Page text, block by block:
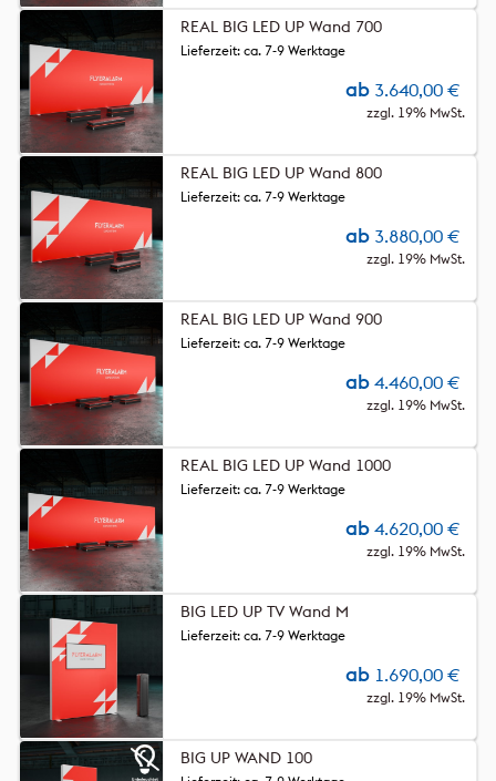
REAL BIG LED UP Wand 700
ab 3.640,00 €
zzgl. 19% MwSt.
Lieferzeit: ca. 7-9 Werktage
REAL BIG LED UP Wand 800
ab 3.880,00 €
zzgl. 19% MwSt.
Lieferzeit: ca. 7-9 Werktage
REAL BIG LED UP Wand 900
ab 4.460,00 €
zzgl. 19% MwSt.
Lieferzeit: ca. 7-9 Werktage
REAL BIG LED UP Wand 1000
ab 4.620,00 €
zzgl. 19% MwSt.
Lieferzeit: ca. 7-9 Werktage
BIG LED UP TV Wand M
ab 1.690,00 €
zzgl. 19% MwSt.
Lieferzeit: ca. 7-9 Werktage
BIG UP WAND 100